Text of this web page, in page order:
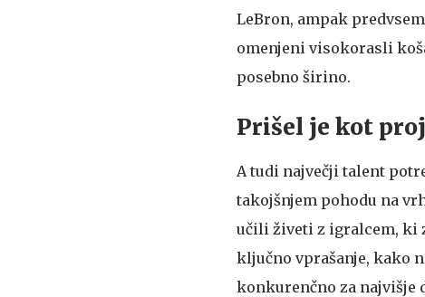
LeBron, ampak
omenjeni visokorasli
posebno širino.
Prišel je kot
A tudi največji talent
takojšnjem pohodu na
učili živeti z igralcem, ki
ključno vprašanje, kako
konkurenčno za najvišje